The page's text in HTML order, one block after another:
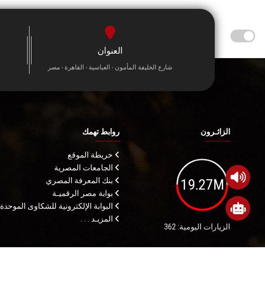
العنوان
شارع الخليفة المأمون - العباسية - القاهرة - مصر
الزائـرون
19.27M
الزيارات اليومية: 362
روابط تهمك
خريطة الموقع
الجامعات المصرية
بنك المعرفة المصري
بوابة مصر الرقميـة
البوابة الإلكترونية للشكاوى الموحدة
المزيـد . . .